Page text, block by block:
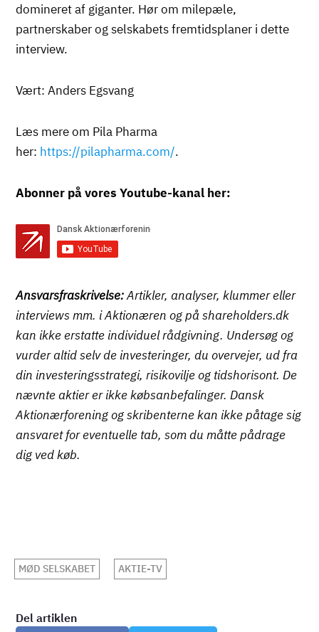
domineret af giganter. Hør om milepæle,
partnerskaber og selskabets fremtidsplaner i dette
interview.
Vært: Anders Egsvang
Læs mere om Pila Pharma
her: https://pilapharma.com/.
Abonner på vores Youtube-kanal her:
Ansvarsfraskrivelse:Artikler, analyser, klummer eller
interviews mm. i Aktionæren og på shareholders.dk
kan ikke erstatte individuel rådgivning. Undersøg og
vurder altid selv de investeringer, du overvejer, ud fra
din investeringsstrategi, risikovilje og tidshorisont. De
nævnte aktier er ikke købsanbefalinger. Dansk
Aktionærforening og skribenterne kan ikke påtage sig
ansvaret for eventuelle tab, som du måtte pådrage
dig ved køb.
MØD SELSKABET AKTIE-TV
Del artiklen